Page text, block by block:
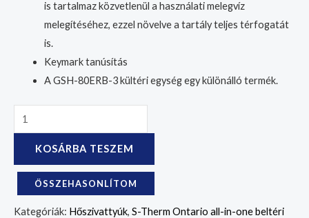
is tartalmaz közvetlenül a használati melegvíz
melegítéséhez, ezzel növelve a tartály teljes térfogatát
is.
Keymark tanúsítás
A GSH-80ERB-3 kültéri egység egy különálló termék.
KOSÁRBA TESZEM
ÖSSZEHASONLÍTOM
Kategóriák: Hőszivattyúk, S-Therm Ontario all-in-one beltéri